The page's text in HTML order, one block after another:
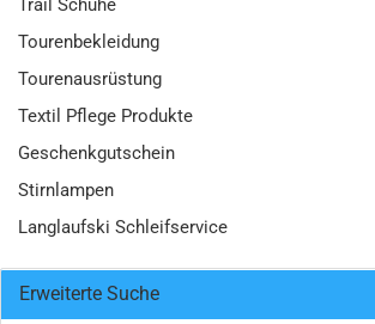
Trail Schuhe
Tourenbekleidung
Tourenausrüstung
Textil Pflege Produkte
Geschenkgutschein
Stirnlampen
Langlaufski Schleifservice
Erweiterte Suche